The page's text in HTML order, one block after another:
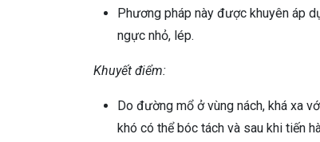
Phương pháp này được khuyên áp
ngực nhỏ, lép.
Khuyết điểm:
Do đường mổ ở vùng nách, khá xa
khó có thể bóc tách và sau khi tiến